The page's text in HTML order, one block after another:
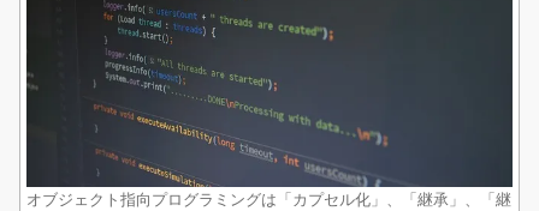
オブジェクト指向プログラミングは「カプセル化」、「継承」、「継